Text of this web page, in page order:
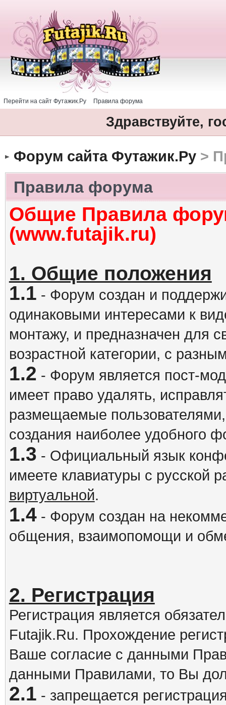
Перейти на сайт Футажик.Ру Правила форума
Здравствуйте,
Форум сайта Футажик.Ру>
Правила форума
Общие Правила
(www.futajik.ru)
1. Общие положения
1.1 - Форум создан и
одинаковыми интересами к
монтажу, и предназначен для
возрастной категории, с
1.2 - Форум является пост-
имеет право удалять,
размещаемые
создания наиболее удобного
1.3 - Официальный язык
имеете клавиатуры с русской
виртуальной.
1.4- Форум создан на
общения, взаимопомощи и
2. Регистрация
Регистрация является
Futajik.Ru. Прохождение
Ваше согласие с данными
данными Правилами, то Вы
2.1 - запрещается